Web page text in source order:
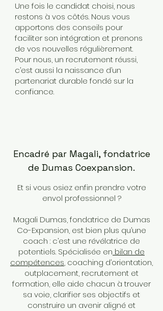
Une fois le candidat choisi, nous
restons à vos côtés. Nous vous
apportons des conseils pour
faciliter son intégration et prenons
de vos nouvelles régulièrement.
Pour nous, un recrutement réussi,
c’est aussi la naissance d’un
partenariat durable fondé sur la
confiance.
Encadré par Magali, fondatrice
de Dumas Coexpansion.
Et si vous osiez enfin prendre votre
envol professionnel ?
Magali Dumas, fondatrice de Dumas
Co-Expansion, est bien plus qu’une
coach : c’est une révélatrice de
potentiels. Spécialisée en bilan de
compétences, coaching d’orientation,
outplacement, recrutement et
formation, elle aide chacun à trouver
sa voie, clarifier ses objectifs et
construire un avenir aligné et